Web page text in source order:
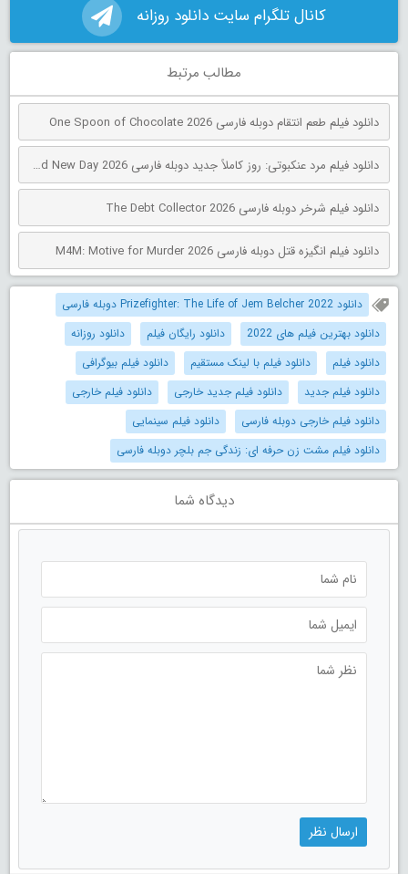
کانال تلگرام سایت دانلود روزانه
مطالب مرتبط
دانلود فیلم طعم انتقام دوبله فارسی One Spoon of Chocolate 2026
دانلود فیلم مرد عنکبوتی: روز کاملاً جدید دوبله فارسی Spider-Man: Brand New Day 2026
دانلود فیلم شرخر دوبله فارسی The Debt Collector 2026
دانلود فیلم انگیزه قتل دوبله فارسی M4M: Motive for Murder 2026
دانلود Prizefighter: The Life of Jem Belcher 2022 دوبله فارسی
دانلود بهترین فیلم های 2022
دانلود رایگان فیلم
دانلود روزانه
دانلود فیلم
دانلود فیلم با لینک مستقیم
دانلود فیلم بیوگرافی
دانلود فیلم جدید
دانلود فیلم جدید خارجی
دانلود فیلم خارجی
دانلود فیلم خارجی دوبله فارسی
دانلود فیلم سینمایی
دانلود فیلم مشت زن حرفه ای: زندگی جم بلچر دوبله فارسی
دیدگاه شما